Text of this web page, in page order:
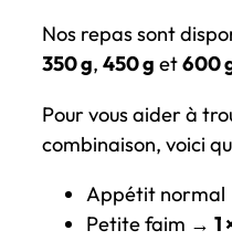
Nos repas sont
350 g, 450 g et600
Pour vous aider à
combinaison, voici
Appétit
Petite faim → 1